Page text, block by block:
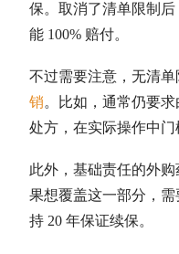
保。取消了清单限制
能 100% 赔付。
不过需要注意，无清单
销。比如，通常仍要
处方，在实际操作中门
此外，基础责任的外购
果想覆盖这一部分，需
持 20 年保证续保。